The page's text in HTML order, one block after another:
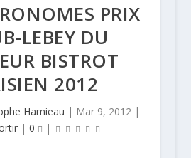
PRIX
LEBEY DU
BISTROT
2012
Hamieau | Mar 9, 2012 |
|0 |